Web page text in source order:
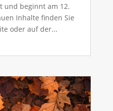
und beginnt am 12.
Inhalte finden Sie
oder auf der...